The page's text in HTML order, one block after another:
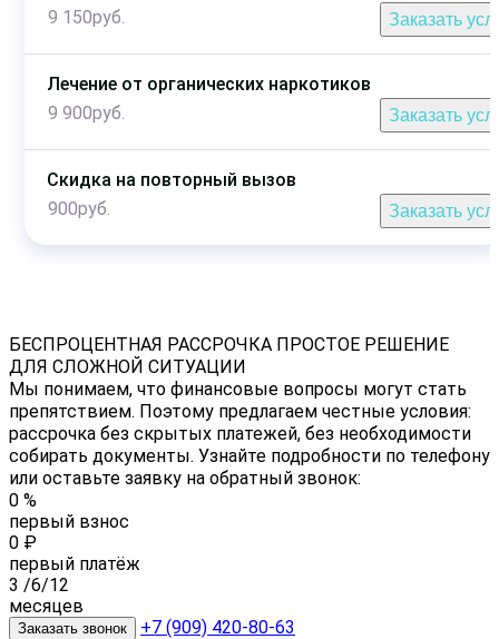
9 150руб.
Заказать
Лечение от органических наркотиков
9 900руб.
Заказать
Скидка на повторный вызов
900руб.
Заказать
БЕСПРОЦЕНТНАЯ РАССРОЧКА ПРОСТОЕ РЕШЕНИЕ
ДЛЯ СЛОЖНОЙ СИТУАЦИИ
Мы понимаем, что финансовые вопросы могут стать
препятствием. Поэтому предлагаем честные условия:
рассрочка без скрытых платежей, без необходимости
собирать документы. Узнайте подробности по телефону
или оставьте заявку на обратный звонок:
0 %
первый взнос
0 ₽
первый платёж
3 /6/12
месяцев
Заказать звонок +7 (909) 420-80-63